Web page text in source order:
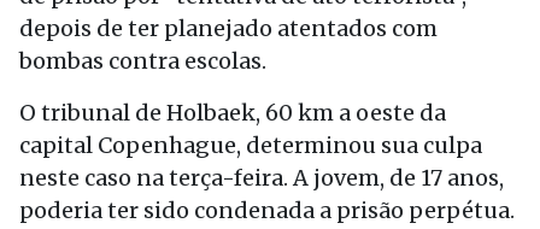
depois de ter planejado atentados com
bombas contra escolas.
O tribunal de Holbaek, 60 km a oeste da
capital Copenhague, determinou sua culpa
neste caso na terça-feira. A jovem, de 17 anos,
poderia ter sido condenada a prisão perpétua.